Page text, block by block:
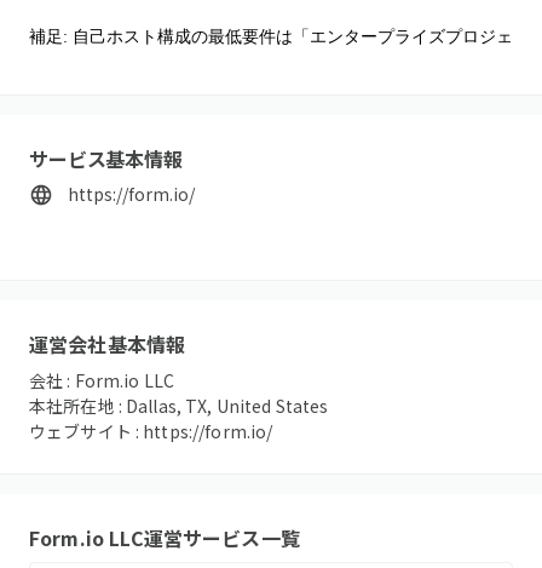
補足: 自己ホスト構成の最低要件は「エンタープライズプロジェク
サービス基本情報
https://form.io/
運営会社基本情報
会社 : Form.io LLC
本社所在地 : Dallas, TX, United States
ウェブサイト : https://form.io/
Form.io LLC運営サービス一覧